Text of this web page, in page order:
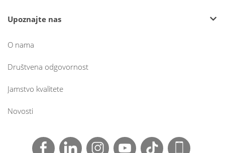
Upoznajte nas
O nama
Društvena odgovornost
Jamstvo kvalitete
Novosti